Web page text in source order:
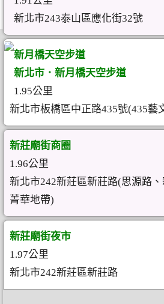
新北市243泰山區應化街32號
新月橋天空步道
新北市．新月橋天空步道
1.95公里
新北市板橋區中正路435號(435藝
新莊廟街商圈
1.96公里
新北市242新莊區新莊路(思源路
菁華地帶)
新莊廟街夜市
1.97公里
新北市242新莊區新莊路